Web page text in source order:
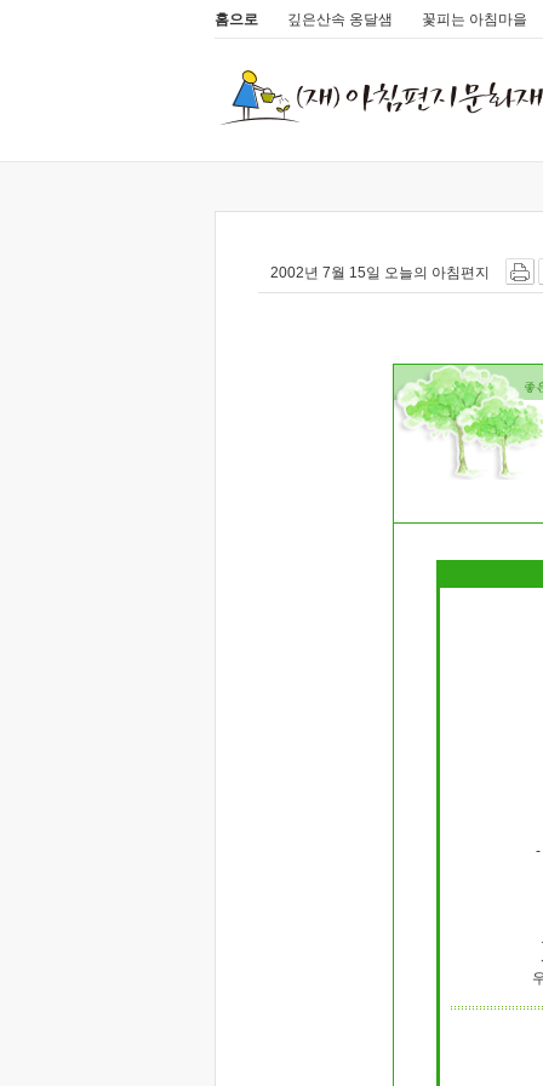
홈으로 깊은산속 옹달샘 꽃피는 아침마을
2002년 7월 15일 오늘의 아침편지
-